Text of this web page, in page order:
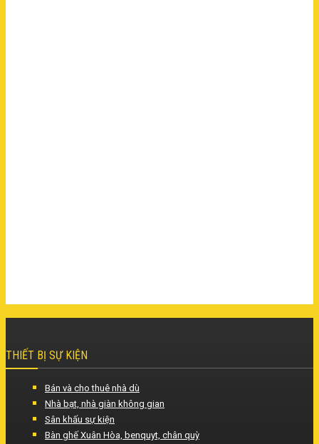
THIẾT BỊ SỰ KIỆN
Bán và cho thuê nhà dù
Nhà bạt, nhà giàn không gian
Sân khấu sự kiện
Bàn ghế Xuân Hòa, benquyt, chân quỳ